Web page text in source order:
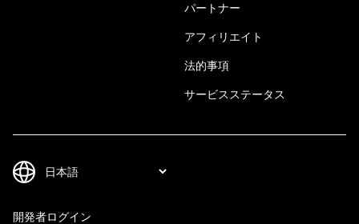
パートナー
アフィリエイト
法的事項
サービスステータス
開発者ログイン